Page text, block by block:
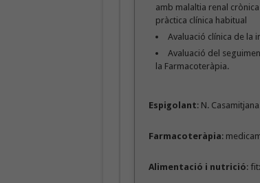
amb malaltia renal
pràctica clínica habitual
Avaluació clínica de la
Avaluació del
la Farmacoteràpia.
Espigolant: N.
Farmacoteràpia:
Alimentació i nutrició: